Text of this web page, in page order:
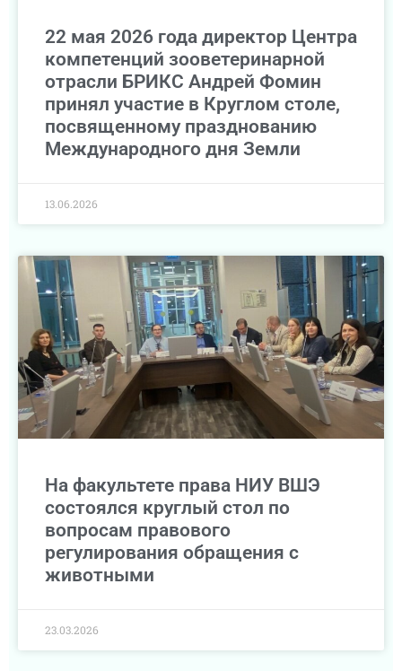
22 мая 2026 года директор Центра
компетенций зооветеринарной
отрасли БРИКС Андрей Фомин
принял участие в Круглом столе,
посвященному празднованию
Международного дня Земли
13.06.2026
На факультете права НИУ ВШЭ
состоялся круглый стол по
вопросам правового
регулирования обращения с
животными
23.03.2026